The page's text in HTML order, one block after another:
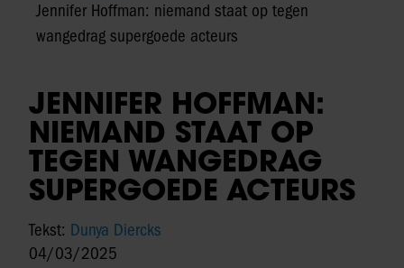
Jennifer Hoffman: niemand staat op tegen
wangedrag supergoede acteurs
JENNIFER HOFFMAN:
NIEMAND STAAT OP
TEGEN WANGEDRAG
SUPERGOEDE ACTEURS
Tekst: Dunya Diercks
04/03/2025